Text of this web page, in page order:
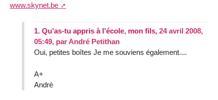
www.skynet.be
1. Qu’as-tu appris à l’école, mon fils, 24 avril 2008,
05:49, parAndré Petithan
Oui, petites boîtes Je me souviens également....
A+
André